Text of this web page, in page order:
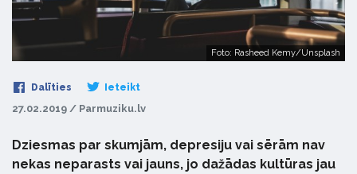
Foto: Rasheed Kemy/Unsplash
Dalīties Ieteikt
27.02.2019 / Parmuziku.lv
Dziesmas par skumjām, depresiju vai sērām nav
nekas neparasts vai jauns, jo dažādas kultūras jau